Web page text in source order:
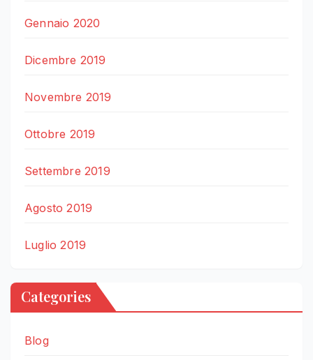
Gennaio 2020
Dicembre 2019
Novembre 2019
Ottobre 2019
Settembre 2019
Agosto 2019
Luglio 2019
Categories
Blog